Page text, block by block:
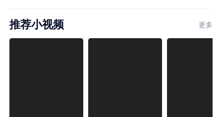
推荐小视频 更多